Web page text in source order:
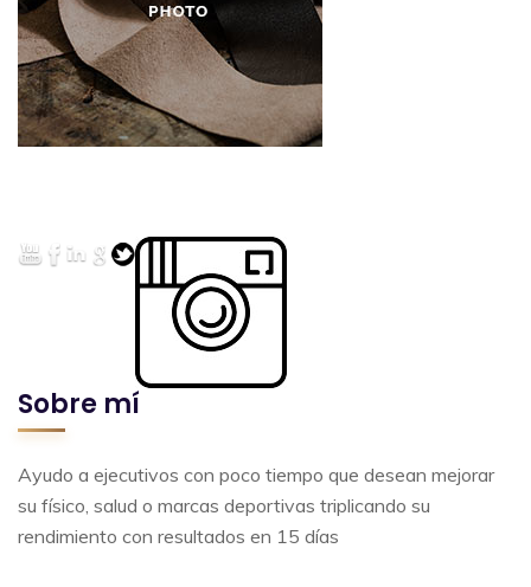
Sobre mí
Ayudo a ejecutivos con poco tiempo que desean mejorar
su físico, salud o marcas deportivas triplicando su
rendimiento con resultados en 15 días